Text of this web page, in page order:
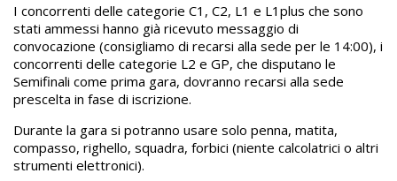
I concorrenti delle categorie C1, C2, L1 e L1plus che sono
stati ammessi hanno già ricevuto messaggio di
convocazione (consigliamo di recarsi alla sede per le 14:00), i
concorrenti delle categorie L2 e GP, che disputano le
Semifinali come prima gara, dovranno recarsi alla sede
prescelta in fase di iscrizione.
Durante la gara si potranno usare solo penna, matita,
compasso, righello, squadra, forbici (niente calcolatrici o altri
strumenti elettronici).